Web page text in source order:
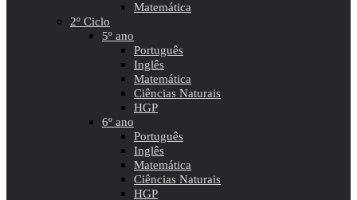
Matemática
2º Ciclo
5º ano
Português
Inglês
Matemática
Ciências Naturais
HGP
6º ano
Português
Inglês
Matemática
Ciências Naturais
HGP